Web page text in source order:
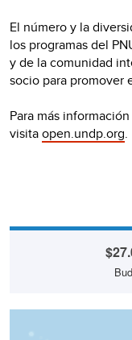
El número y la
los programas del
y de la comunidad
socio para promover
Para más
visitaopen.undp.org.